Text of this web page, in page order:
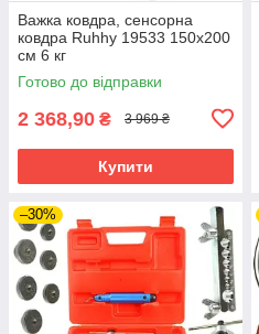
Важка ковдра, сенсорна
ковдра Ruhhy 19533 150х200
см 6 кг
Готово до відправки
2 368,90 ₴ 3 969 ₴
Купити
–30%